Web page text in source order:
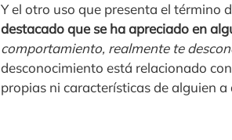
Y el otro uso que presenta el término
destacado que se ha apreciado en
comportamiento, realmente te
desconocimiento está relacionado
propias ni características de alguien a